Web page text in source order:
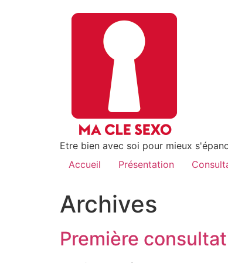
Etre bien avec soi pour mieux
Accueil
Présentation
Archives
Première